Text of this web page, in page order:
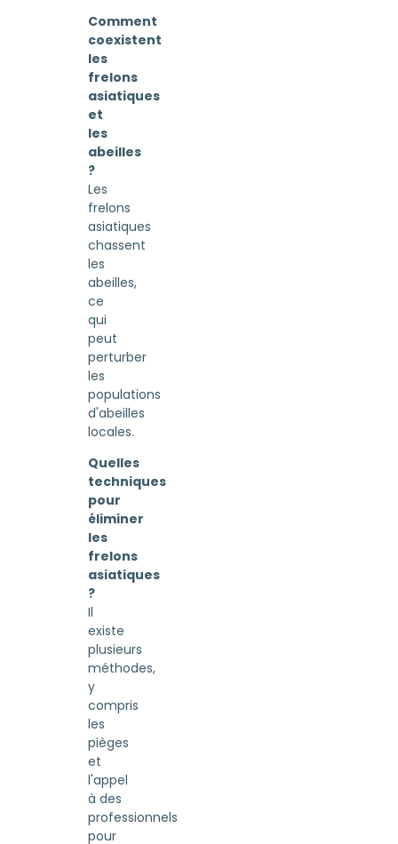
Comment
coexistent
les
frelons
asiatiques
et
les
abeilles
?
Les
frelons
asiatiques
chassent
les
abeilles,
ce
qui
peut
perturber
les
populations
d'abeilles
locales.
Quelles
techniques
pour
éliminer
les
frelons
asiatiques
?
Il
existe
plusieurs
méthodes,
y
compris
les
pièges
et
l'appel
à des
professionnels
pour